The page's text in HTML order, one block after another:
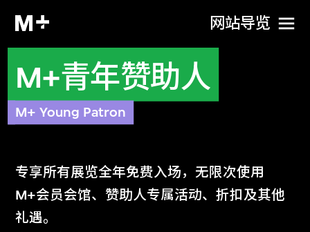
网站导览
M+青年赞助人
M+ Young Patron
专享所有展览全年免费入场，无限次使用
M+会员会馆、赞助人专属活动、折扣及其他
礼遇。